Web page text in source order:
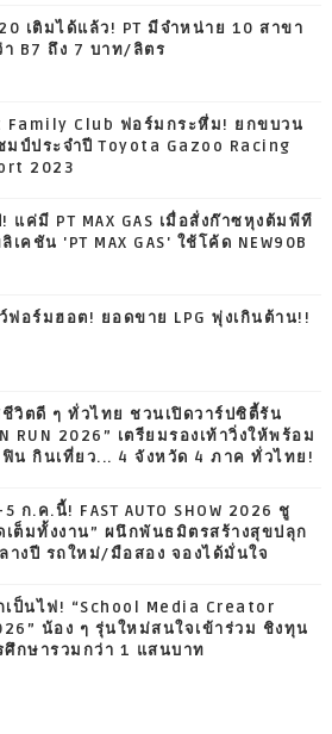
เติมได้แล้ว! PT มีจำหน่าย 10 สาขา
า B7 ถึง 7 บาท/ลิตร
Family Club ฟอร์มกระหึ่ม! ยกขบวน
ป์ประจำปี Toyota Gazoo Racing
2023
แค่มี PT MAX GAS เมื่อสั่งก๊าซหุงต้มพีที
คชัน 'PT MAX GAS' ใช้โค้ด NEW90B
ว์ฟอร์มฮอต! ยอดขาย LPG พุ่งเกินต้าน!!
วิตดี ๆ ทั่วไทย ชวนเปิดวาร์ปซิตี้รัน
RUN 2026” เตรียมรองเท้าวิ่งให้พร้อม
ฟิน กินเที่ยว... 4 จังหวัด 4 ภาค ทั่วไทย!
ก.ค.นี้! FAST AUTO SHOW 2026 ชู
เต็มทั้งงาน” ผนึกพันธมิตรสร้างสุขปลุก
างปี รถใหม่/มือสอง จองได้มั่นใจ
เป็นไฟ! “School Media Creator
น้อง ๆ รุ่นใหม่สนใจเข้าร่วม ชิงทุน
กษารวมกว่า 1 แสนบาท